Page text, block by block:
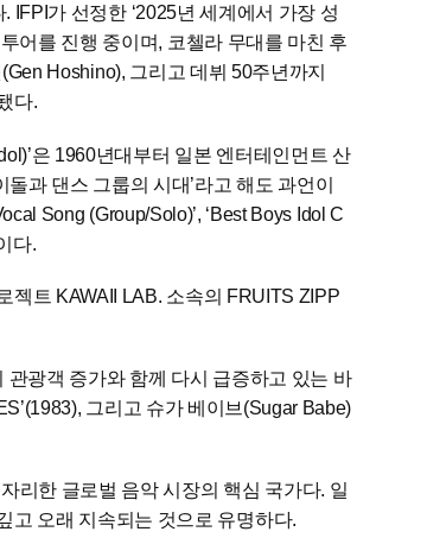
IFPI가 선정한 ‘2025년 세계에서 가장 성
어를 진행 중이며, 코첼라 무대를 마친 후
Hoshino), 그리고 데뷔 50주년까지
다.
은 1960년대부터 일본 엔터테인먼트 산
과 댄스 그룹의 시대’라고 해도 과언이
Song (Group/Solo)’, ‘Best Boys Idol C
다.
젝트 KAWAII LAB. 소속의 FRUITS ZIPP
관광객 증가와 함께 다시 급증하고 있는 바
그리고 슈가 베이브(Sugar Babe)
리한 글로벌 음악 시장의 핵심 국가다. 일
고 오래 지속되는 것으로 유명하다.